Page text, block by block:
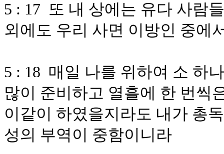
5 : 17 또 내 상에는 유다 사람
외에도 우리 사면 이방인 중에
5 : 18 매일 나를 위하여 소 하
많이 준비하고 열흘에 한 번씩
이같이 하였을지라도 내가 총
성의 부역이 중함이니라